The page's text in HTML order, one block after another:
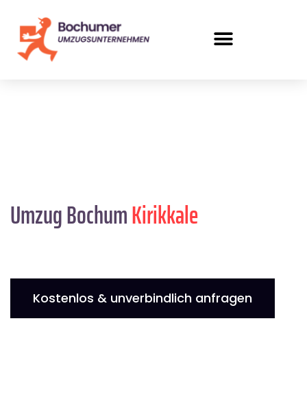
Umzug BochumKirikkale
Kostenlos & unverbindlich anfragen